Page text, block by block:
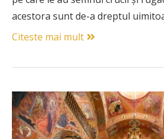
acestora sunt de-a dreptul
Citeste mai mult